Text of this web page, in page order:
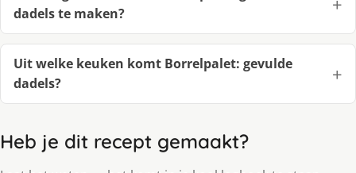
dadels te maken?
Uit welke keuken komt Borrelpalet: gevulde
dadels?
Heb je dit recept gemaakt?